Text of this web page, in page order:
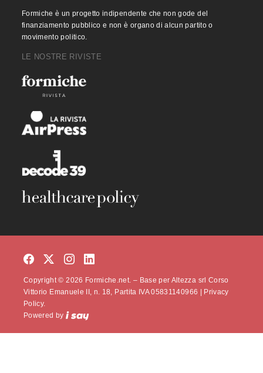
Formiche è un progetto indipendente che non gode del
finanziamento pubblico e non è organo di alcun partito o
movimento politico.
LE NOSTRE RIVISTE
Copyright © 2026 Formiche.net. – Base per Altezza srl Corso
Vittorio Emanuele II, n. 18, Partita IVA 05831140966 | Privacy
Policy.
Powered by